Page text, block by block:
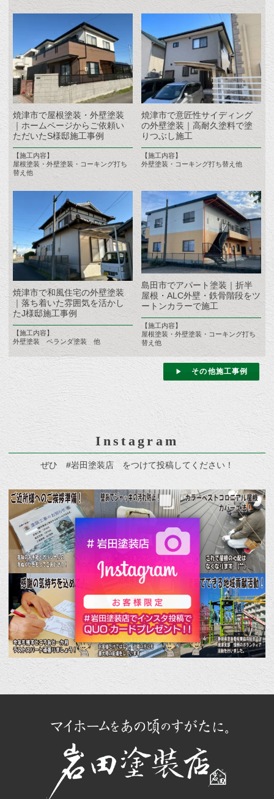
焼津市で屋根塗装・外壁塗装
｜ホームページからご依頼い
ただいたS様邸施工事例
【施工内容】
屋根塗装・外壁塗装・コーキング打ち
替え他
焼津市で意匠性サイディング
の外壁塗装｜高耐久塗料で塗
りつぶし施工
【施工内容】
外壁塗装・コーキング打ち替え他
焼津市で和風住宅の外壁塗装
｜落ち着いた雰囲気を活かし
たJ様邸施工事例
【施工内容】
外壁塗装 ベランダ塗装 他
島田市でアパート塗装｜折半
屋根・ALC外壁・鉄骨階段をツ
ートンカラーで施工
【施工内容】
屋根塗装・外壁塗装・コーキング打ち
替え他
その他施工事例
Instagram
ぜひ #岩田塗装店 をつけて投稿してください！